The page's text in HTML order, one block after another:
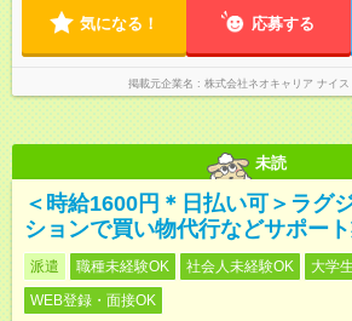
気になる！ 応募する
掲載元企業名 株式会社ネオキャリア ナイス
未読
＜時給1600円＊日払い可＞ラグ
ションで買い物代行などサポー
派遣 職種未経験OK 社会人未経験OK 大学
WEB登録・面接OK